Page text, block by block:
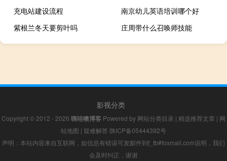
充电站建设流程
南京幼儿英语培训哪个好
紫根兰冬天要剪叶吗
庄周带什么召唤师技能
影视分类
Copyright © 2012 - 2026 咦哇噢博客 Powered by 网站分类目录 | 精选推荐文章 | 网
站地图 | 疑难解答 陕ICP备05444392号
声明：本站内容来自互联网，如信息有错误可发邮件到f_fb#foxmail.com说明，我们
会及时纠正，谢谢